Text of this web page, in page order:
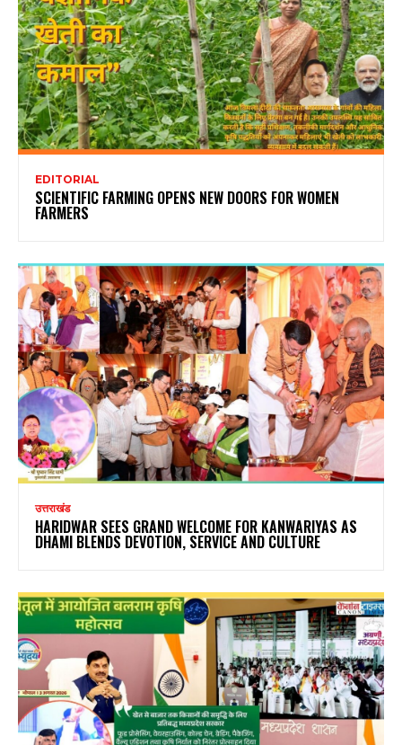
EDITORIAL
SCIENTIFIC FARMING OPENS NEW DOORS FOR WOMEN
FARMERS
उत्तराखंड
HARIDWAR SEES GRAND WELCOME FOR KANWARIYAS AS
DHAMI BLENDS DEVOTION, SERVICE AND CULTURE